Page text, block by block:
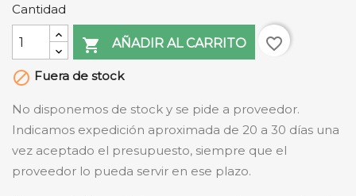
Cantidad
 AÑADIR AL CARRITO
favorite_border
 Fuera de stock
No disponemos de stock y se pide a proveedor.
Indicamos expedición aproximada de 20 a 30 días una
vez aceptado el presupuesto, siempre que el
proveedor lo pueda servir en ese plazo.